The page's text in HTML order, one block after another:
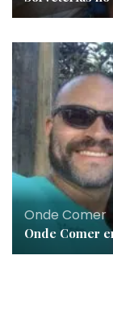
Onde Comer
Onde Comer